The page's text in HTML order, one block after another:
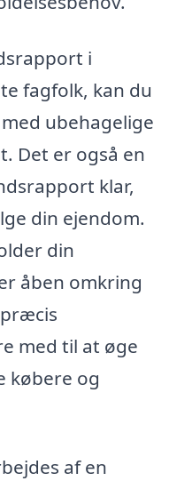
i
fagfolk, kan du
ubehagelige
Det er også en
klar,
din ejendom.
din
åben omkring
med til at øge
købere og
af en